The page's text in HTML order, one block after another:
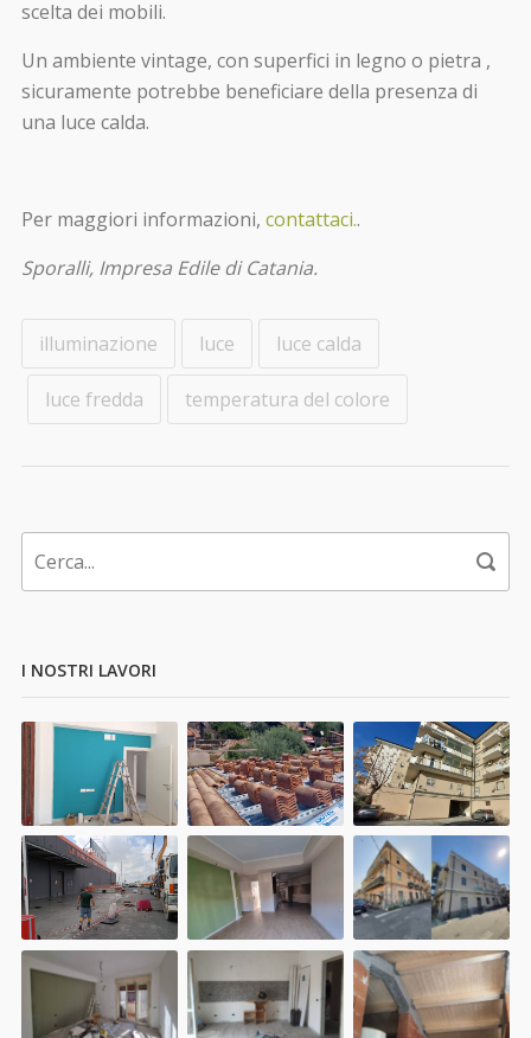
scelta dei mobili.
Un ambiente vintage, con superfici in legno o pietra ,
sicuramente potrebbe beneficiare della presenza di
una luce calda.
Per maggiori informazioni, contattaci..
Sporalli, Impresa Edile di Catania.
illuminazione luce luce calda
luce fredda temperatura del colore
I NOSTRI LAVORI